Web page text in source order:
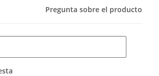
Pregunta sobre el producto